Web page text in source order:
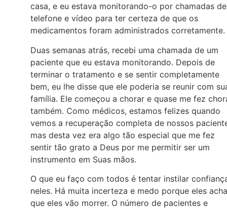
casa, e eu estava monitorando-o por chamadas de
telefone e vídeo para ter certeza de que os
medicamentos foram administrados corretamente.
Duas semanas atrás, recebi uma chamada de um
paciente que eu estava monitorando. Depois de
terminar o tratamento e se sentir completamente
bem, eu lhe disse que ele poderia se reunir com
família. Ele começou a chorar e quase me fez
também. Como médicos, estamos felizes quando
vemos a recuperação completa de nossos
mas desta vez era algo tão especial que me fez
sentir tão grato a Deus por me permitir ser um
instrumento em Suas mãos.
O que eu faço com todos é tentar instilar
neles. Há muita incerteza e medo porque eles
que eles vão morrer. O número de pacientes e